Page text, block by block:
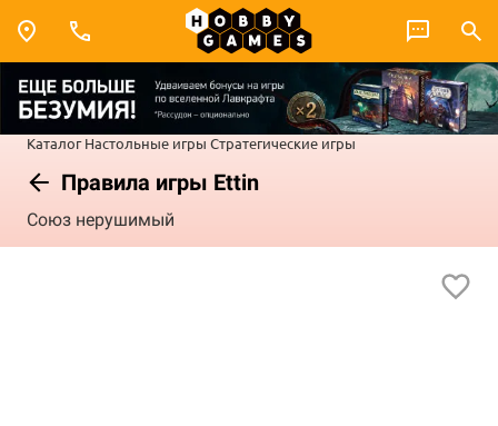
Каталог Настольные игры Стратегические игры
Правила игры Ettin
Союз нерушимый